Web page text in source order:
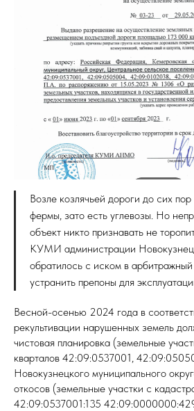
Возле козлячьей дороги до сих
фермы, зато есть углевозы. Но
объект никто признавать не
КУМИ администрации
обратилось с иском в
устранить препоны для
Весной-осенью 2024 года в
рекультивации нарушенных земель
чистовая планировка (земельные
кварталов 42:09:0537001,
Новокузнецкого муниципального
откосов (земельные участки с
42:09:0537001:135